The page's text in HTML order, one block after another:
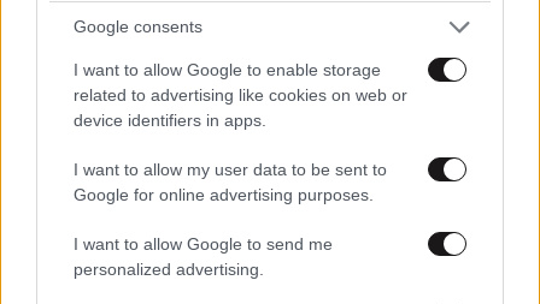
Google consents
I want to allow Google to enable storage
related to advertising like cookies on web or
device identifiers in apps.
I want to allow my user data to be sent to
Google for online advertising purposes.
I want to allow Google to send me
personalized advertising.
TRENDING